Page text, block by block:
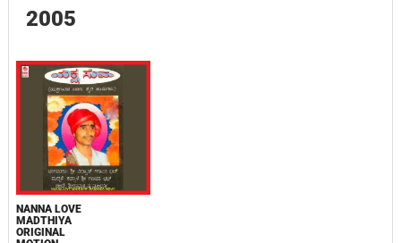
2005
NANNA LOVE
MADTHIYA
ORIGINAL